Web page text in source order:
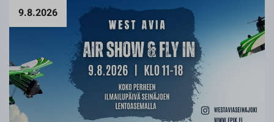
9.8.2026